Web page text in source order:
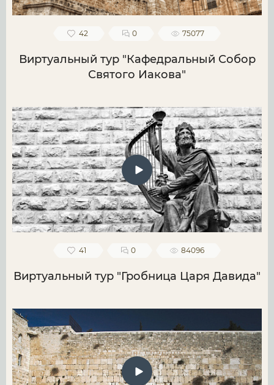
42 0 75077
Виртуальный тур "Кафедральный Собор
Святого Иакова"
41 0 84096
Виртуальный тур "Гробница Царя Давида"